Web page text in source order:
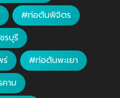
#ท่อตันพิจิตร
รบุรี
ร่
#ท่อตันพะเยา
าม